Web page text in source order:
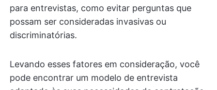
para entrevistas, como evitar perguntas que
possam ser consideradas invasivas ou
discriminatórias.
Levando esses fatores em consideração, você
pode encontrar um modelo de entrevista